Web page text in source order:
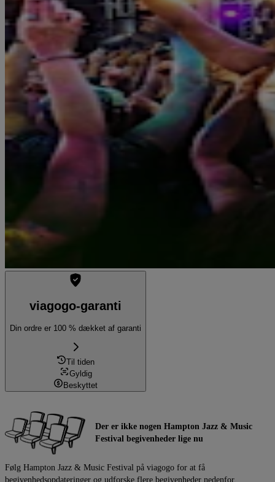
viagogo-garanti
Din ordre er 100 % dækket af garanti
Til tiden
Gyldig
Beskyttet
Der er ikke nogen Hampton Jazz & Music
Festival begivenheder lige nu
Følg Hampton Jazz & Music Festival på viagogo for at få
begivenhedsopdateringer og udforske flere begivenheder nedenfor.